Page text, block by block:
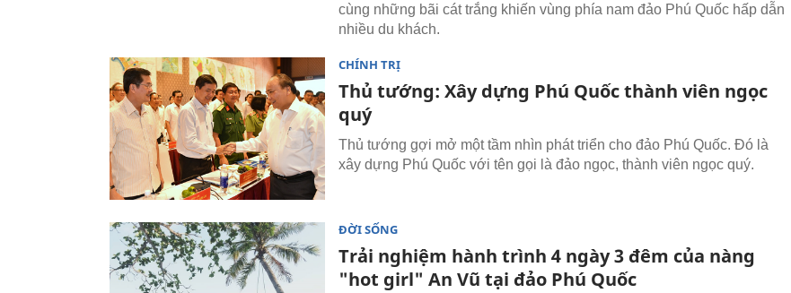
cùng những bãi cát trắng khiến vùng phía nam đảo Phú Quốc hấp dẫn
nhiều du khách.
CHÍNH TRỊ
Thủ tướng: Xây dựng Phú Quốc thành viên ngọc
quý
Thủ tướng gợi mở một tầm nhìn phát triển cho đảo Phú Quốc. Đó là
xây dựng Phú Quốc với tên gọi là đảo ngọc, thành viên ngọc quý.
ĐỜI SỐNG
Trải nghiệm hành trình 4 ngày 3 đêm của nàng
"hot girl" An Vũ tại đảo Phú Quốc